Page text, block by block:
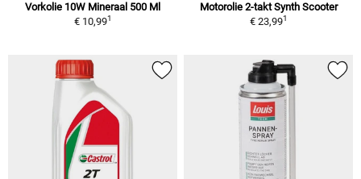
Vorkolie 10W Mineraal 500 Ml
€ 10,991
Motorolie 2-takt Synth Scooter
€ 23,991